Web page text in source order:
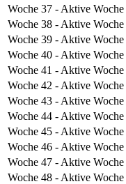
Woche 37 - Aktive Woche
Woche 38 - Aktive Woche
Woche 39 - Aktive Woche
Woche 40 - Aktive Woche
Woche 41 - Aktive Woche
Woche 42 - Aktive Woche
Woche 43 - Aktive Woche
Woche 44 - Aktive Woche
Woche 45 - Aktive Woche
Woche 46 - Aktive Woche
Woche 47 - Aktive Woche
Woche 48 - Aktive Woche